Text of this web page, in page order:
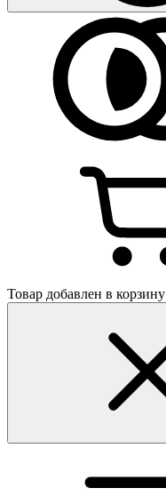
Товар добавлен в корзину